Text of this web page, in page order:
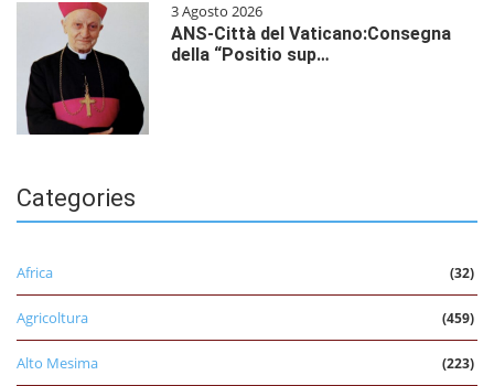
3 Agosto 2026
ANS-Città del Vaticano:Consegna
della “Positio sup…
Categories
Africa (32)
Agricoltura (459)
Alto Mesima (223)